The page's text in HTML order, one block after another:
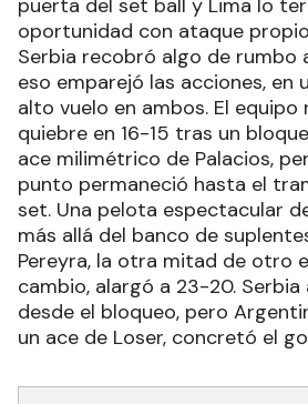
puerta del set ball y Lima lo
oportunidad con ataque
Serbia recobró algo de rumbo
eso emparejó las acciones, en
alto vuelo en ambos. El equipo
quiebre en 16-15 tras un
ace milimétrico de Palacios,
punto permaneció hasta el
set. Una pelota espectacular
más allá del banco de
Pereyra, la otra mitad de otro
cambio, alargó a 23-20.
desde el bloqueo, pero
un ace de Loser, concretó el